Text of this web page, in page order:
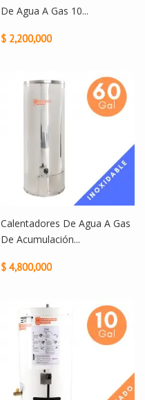
De Agua A Gas 10...
$ 2,200,000
Calentadores De Agua A Gas
De Acumulación...
$ 4,800,000